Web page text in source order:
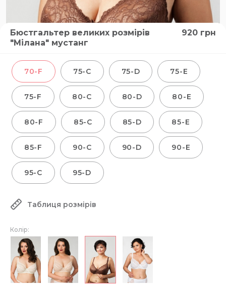
Бюстгальтер великих розмірів
"Мілана" мустанг
920 грн
70-F 75-C 75-D 75-E
75-F 80-C 80-D 80-E
80-F 85-C 85-D 85-E
85-F 90-C 90-D 90-E
95-C 95-D
Таблиця розмірів
Колір: